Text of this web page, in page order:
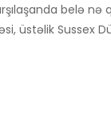
belə
üstəlik Sussex